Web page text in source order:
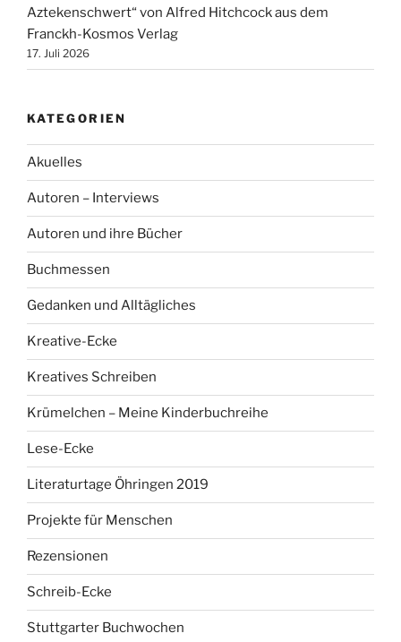
Aztekenschwert“ von Alfred Hitchcock aus dem
Franckh-Kosmos Verlag
17. Juli 2026
KATEGORIEN
Akuelles
Autoren – Interviews
Autoren und ihre Bücher
Buchmessen
Gedanken und Alltägliches
Kreative-Ecke
Kreatives Schreiben
Krümelchen – Meine Kinderbuchreihe
Lese-Ecke
Literaturtage Öhringen 2019
Projekte für Menschen
Rezensionen
Schreib-Ecke
Stuttgarter Buchwochen